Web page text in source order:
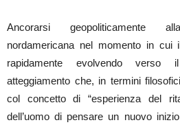
Ancorarsi geopoliticamente
nordamericana nel momento in
rapidamente evolvendo
atteggiamento che, in termini
col concetto di “esperienza del
dell’uomo di pensare un nuovo